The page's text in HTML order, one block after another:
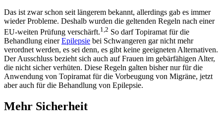
Das ist zwar schon seit längerem bekannt, allerdings gab es immer
wieder Probleme. Deshalb wurden die geltenden Regeln nach einer
EU-weiten Prüfung verschärft.1,2 So darf Topiramat für die
Behandlung einerEpilepsie bei Schwangeren gar nicht mehr
verordnet werden, es sei denn, es gibt keine geeigneten Alternativen.
Der Ausschluss bezieht sich auch auf Frauen im gebärfähigen Alter,
die nicht sicher verhüten. Diese Regeln galten bisher nur für die
Anwendung von Topiramat für die Vorbeugung von Migräne, jetzt
aber auch für die Behandlung von Epilepsie.
Mehr Sicherheit